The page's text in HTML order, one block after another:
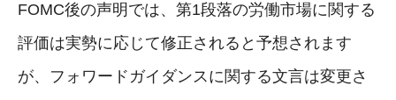
FOMC後の声明では、第1段落の労働市場に関する
評価は実勢に応じて修正されると予想されます
が、フォワードガイダンスに関する文言は変更さ